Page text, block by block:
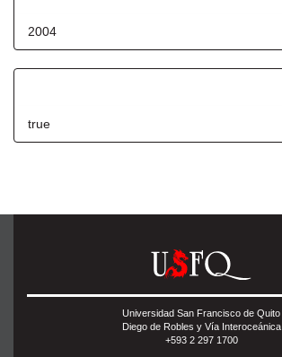
2004
true
Universidad San Francisco de Quito
Diego de Robles y Vía Interoceánica
+593 2 297 1700